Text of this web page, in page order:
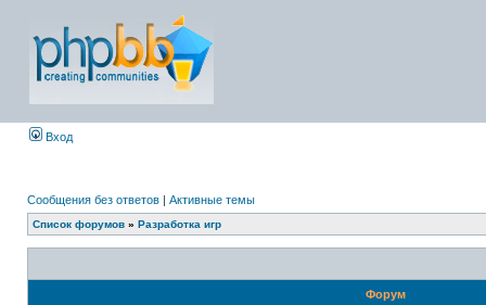
Вход
Сообщения без ответов | Активные темы
Список форумов » Разработка игр
Форум